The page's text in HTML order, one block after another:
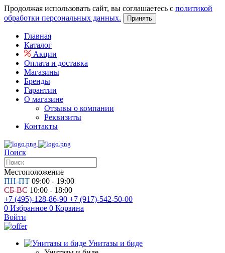
Продолжая использовать сайт, вы соглашаетесь с политикой
обработки персональных данных.
Принять
Главная
Каталог
Акции
Оплата и доставка
Магазины
Бренды
Гарантии
О магазине
Отзывы о компании
Реквизиты
Контакты
Поиск
Местоположение
ПН-ПТ 09:00 - 19:00
СБ-ВС 10:00 - 18:00
+7 (495)-128-86-90 +7 (917)-542-50-00
0 Избранное 0 Корзина
Войти
Унитазы и биде